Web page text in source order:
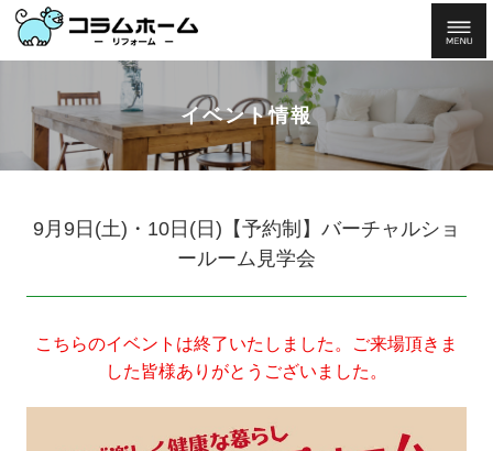
イベント情報
9月9日(土)・10日(日)【予約制】バーチャルショ
ールーム見学会
こちらのイベントは終了いたしました。ご来場頂きま
した皆様ありがとうございました。